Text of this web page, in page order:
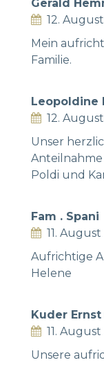
Gerald
12.
Mein
Familie.
Leopoldine
12.
Unser
Poldi und
Fam . Spani
11.
Aufrichtige
Helene
Kuder
11.
Unsere